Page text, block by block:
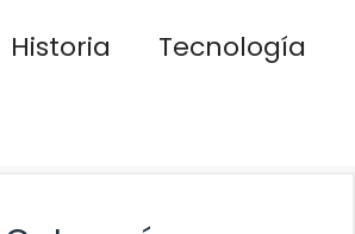
Historia
Tecnología